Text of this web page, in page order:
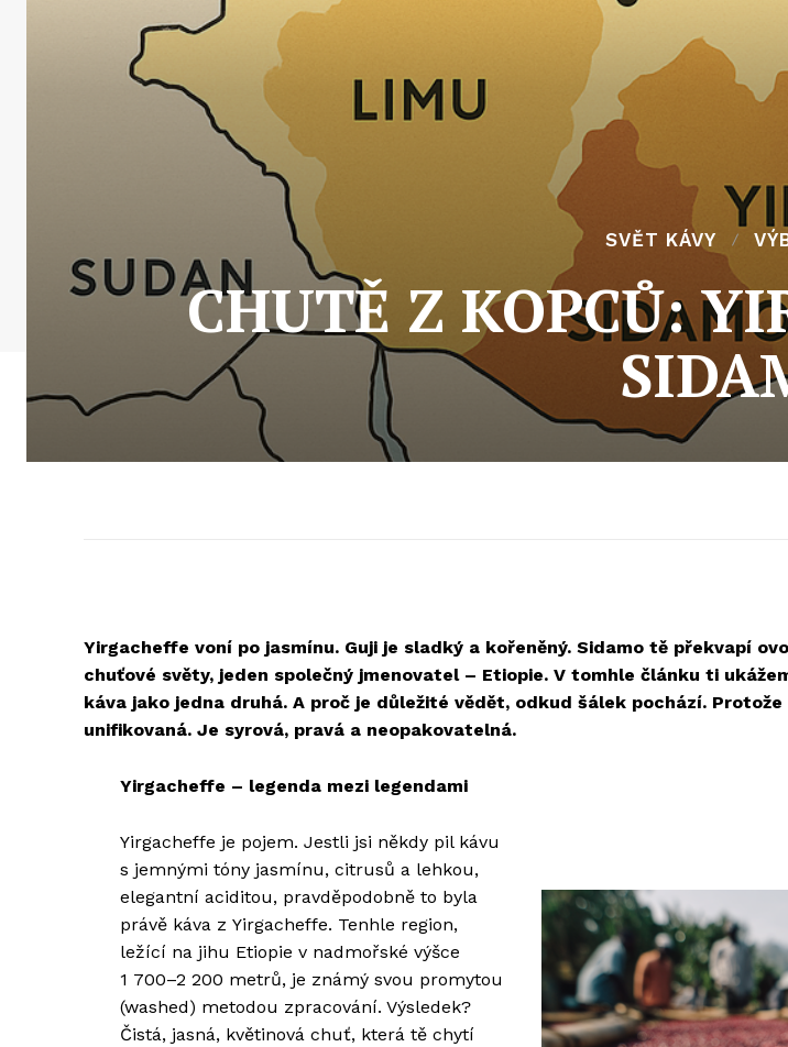
SVĚT KÁVY
CHUTĚ Z KOPCŮ:
Yirgacheffe voní po jasmínu. Guji je sladký a kořeněný. Sidamo tě překvapí
chuťové světy, jeden společný jmenovatel – Etiopie. V tomhle článku ti
káva jako jedna druhá. A proč je důležité vědět, odkud šálek pochází.
unifikovaná. Je syrová, pravá a neopakovatelná.
Yirgacheffe – legenda mezi legendami
Yirgacheffe je pojem. Jestli jsi někdy pil kávu
s jemnými tóny jasmínu, citrusů a lehkou,
elegantní aciditou, pravděpodobně to byla
právě káva z Yirgacheffe. Tenhle region,
ležící na jihu Etiopie v nadmořské výšce
1 700–2 200 metrů, je známý svou promytou
(washed) metodou zpracování. Výsledek?
Čistá, jasná, květinová chuť, která tě chytí